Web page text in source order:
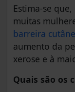
Estima-se
muitas
barreira
aumento da
xerose e à
Quais são os